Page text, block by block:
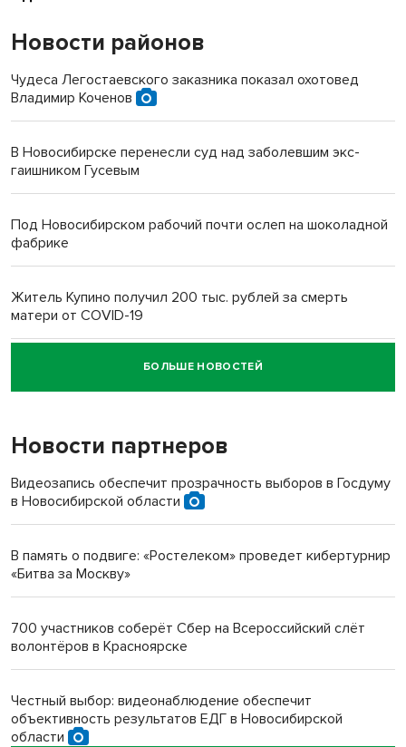
Новости районов
Чудеса Легостаевского заказника показал охотовед
Владимир Коченов
В Новосибирске перенесли суд над заболевшим экс-
гаишником Гусевым
Под Новосибирском рабочий почти ослеп на шоколадной
фабрике
Житель Купино получил 200 тыс. рублей за смерть
матери от COVID-19
Новосибирский суд наказал водителя за смерть
пенсионерки на вокзале
«Мы живём на пастбище!»: в новосибирском селе лошади
терроризируют жителей
Инвалид получил условный срок за избиение врачей
Новосибирский преподаватель с женой вошли в топ-16
Обновлённое отделение ВТБ открылось в Искитиме
БОЛЬШЕ НОВОСТЕЙ
Новости партнеров
Видеозапись обеспечит прозрачность выборов в Госдуму
в Новосибирской области
В память о подвиге: «Ростелеком» проведет кибертурнир
«Битва за Москву»
700 участников соберёт Сбер на Всероссийский слёт
волонтёров в Красноярске
Честный выбор: видеонаблюдение обеспечит
объективность результатов ЕДГ в Новосибирской
области